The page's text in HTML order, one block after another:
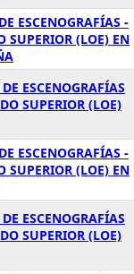
ESCENOGRAFÍAS -
SUPERIOR (LOE) EN
ESCENOGRAFÍAS
SUPERIOR (LOE)
ESCENOGRAFÍAS -
SUPERIOR (LOE) EN
ESCENOGRAFÍAS
SUPERIOR (LOE)